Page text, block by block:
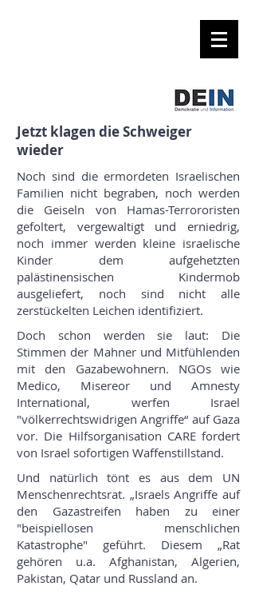
Jetzt klagen die Schweiger
wieder
Noch sind die ermordeten Israelischen
Familien nicht begraben, noch werden
die Geiseln von Hamas-Terrororisten
gefoltert, vergewaltigt und erniedrig,
noch immer werden kleine israelische
Kinder dem aufgehetzten
palästinensischen Kindermob
ausgeliefert, noch sind nicht alle
zerstückelten Leichen identifiziert.
Doch schon werden sie laut: Die
Stimmen der Mahner und Mitfühlenden
mit den Gazabewohnern. NGOs wie
Medico, Misereor und Amnesty
International, werfen Israel
"völkerrechtswidrigen Angriffe“ auf Gaza
vor. Die Hilfsorganisation CARE fordert
von Israel sofortigen Waffenstillstand.
Und natürlich tönt es aus dem UN
Menschenrechtsrat. „Israels Angriffe auf
den Gazastreifen haben zu einer
"beispiellosen menschlichen
Katastrophe" geführt. Diesem „Rat
gehören u.a. Afghanistan, Algerien,
Pakistan, Qatar und Russland an.